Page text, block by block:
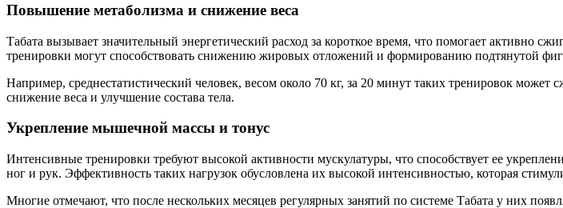
Повышение метаболизма и снижение веса
Табата вызывает значительный энергетический расход за короткое время, что помогает активно
тренировки могут способствовать снижению жировых отложений и формированию подтянутой
Например, среднестатистический человек, весом около 70 кг, за 20 минут таких тренировок
снижение веса и улучшение состава тела.
Укрепление мышечной массы и тонус
Интенсивные тренировки требуют высокой активности мускулатуры, что способствует ее
ног и рук. Эффективность таких нагрузок обусловлена их высокой интенсивностью, которая
Многие отмечают, что после нескольких месяцев регулярных занятий по системе Табата у них